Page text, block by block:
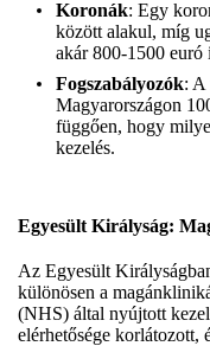
Koronák: Egy
között alakul, míg
akár 800-1500 euró
Fogszabályozók: A
Magyarországon
függően, hogy
kezelés.
Egyesült Királyság:
Az Egyesült
különösen a
(NHS) által nyújtott
elérhetősége korlátozott,